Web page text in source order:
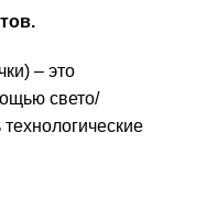
– это
свето/